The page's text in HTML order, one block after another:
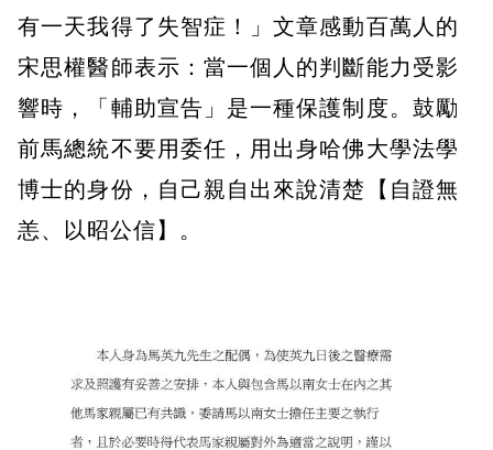
有一天我得了失智症！」文章感動百萬人的
宋思權醫師表示：當一個人的判斷能力受影
響時，「輔助宣告」是一種保護制度。鼓勵
前馬總統不要用委任，用出身哈佛大學法學
博士的身份，自己親自出來說清楚【自證無
恙、以昭公信】。